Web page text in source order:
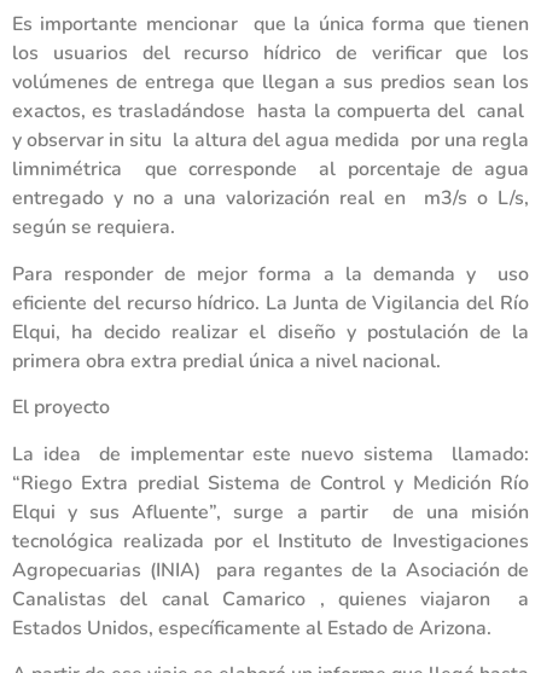
Es importante mencionar que la única forma que tienen
los usuarios del recurso hídrico de verificar que los
volúmenes de entrega que llegan a sus predios sean los
exactos, es trasladándose hasta la compuerta del canal
y observar in situ la altura del agua medida por una regla
limnimétrica que corresponde al porcentaje de agua
entregado y no a una valorización real en m3/s o L/s,
según se requiera.
Para responder de mejor forma a la demanda y uso
eficiente del recurso hídrico. La Junta de Vigilancia del Río
Elqui, ha decido realizar el diseño y postulación de la
primera obra extra predial única a nivel nacional.
El proyecto
La idea de implementar este nuevo sistema llamado:
“Riego Extra predial Sistema de Control y Medición Río
Elqui y sus Afluente”, surge a partir de una misión
tecnológica realizada por el Instituto de Investigaciones
Agropecuarias (INIA) para regantes de la Asociación de
Canalistas del canal Camarico , quienes viajaron a
Estados Unidos, específicamente al Estado de Arizona.